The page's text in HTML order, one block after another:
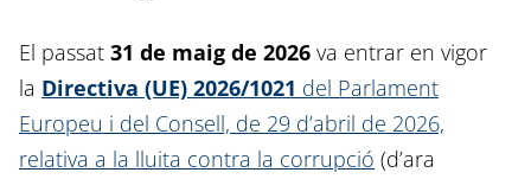
El passat 31 de maig de 2026 va entrar en vigor
la Directiva (UE) 2026/1021 del Parlament
Europeu i del Consell, de 29 d’abril de 2026,
relativa a la lluita contra la corrupció (d’ara